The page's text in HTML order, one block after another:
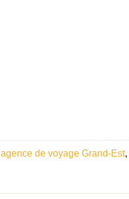
agence de voyage Grand-Est,